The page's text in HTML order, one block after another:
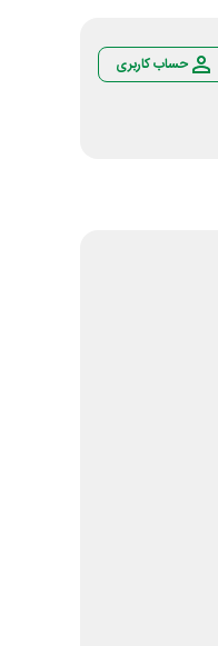
حساب کاربری